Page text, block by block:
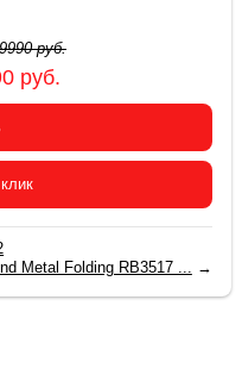
руб.
руб.
Metal Folding RB3517 ...
→